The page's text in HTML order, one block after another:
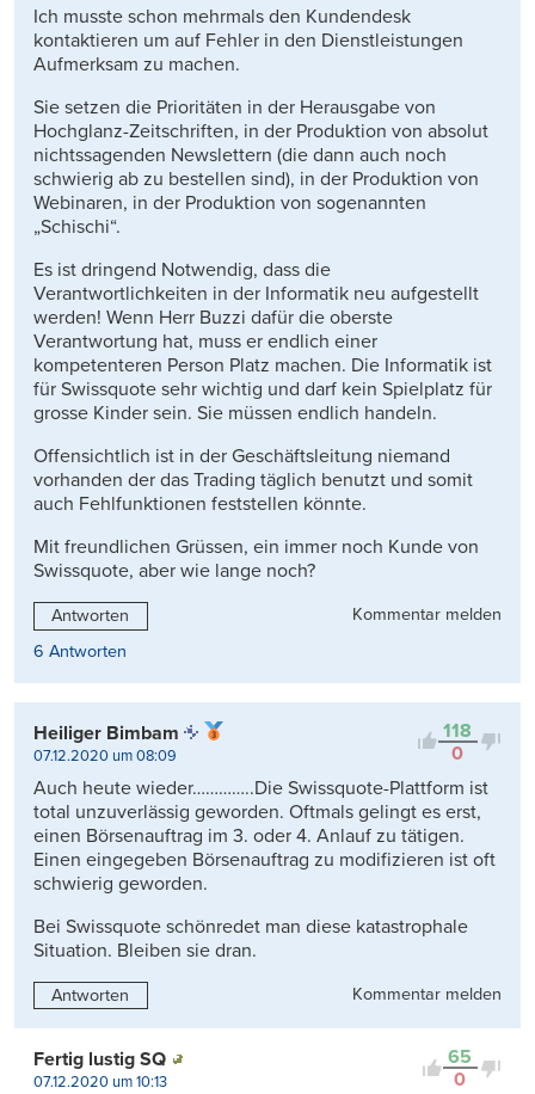
Ich musste schon mehrmals den Kundendesk
kontaktieren um auf Fehler in den Dienstleistungen
Aufmerksam zu machen.
Sie setzen die Prioritäten in der Herausgabe von
Hochglanz-Zeitschriften, in der Produktion von absolut
nichtssagenden Newslettern (die dann auch noch
schwierig ab zu bestellen sind), in der Produktion von
Webinaren, in der Produktion von sogenannten
„Schischi“.
Es ist dringend Notwendig, dass die
Verantwortlichkeiten in der Informatik neu aufgestellt
werden! Wenn Herr Buzzi dafür die oberste
Verantwortung hat, muss er endlich einer
kompetenteren Person Platz machen. Die Informatik ist
für Swissquote sehr wichtig und darf kein Spielplatz für
grosse Kinder sein. Sie müssen endlich handeln.
Offensichtlich ist in der Geschäftsleitung niemand
vorhanden der das Trading täglich benutzt und somit
auch Fehlfunktionen feststellen könnte.
Mit freundlichen Grüssen, ein immer noch Kunde von
Swissquote, aber wie lange noch?
Antworten
Kommentar melden
6 Antworten
118
0
Heiliger Bimbam
07.12.2020 um 08:09
Auch heute wieder…………..Die Swissquote-Plattform ist
total unzuverlässig geworden. Oftmals gelingt es erst,
einen Börsenauftrag im 3. oder 4. Anlauf zu tätigen.
Einen eingegeben Börsenauftrag zu modifizieren ist oft
schwierig geworden.
Bei Swissquote schönredet man diese katastrophale
Situation. Bleiben sie dran.
Antworten Kommentar melden
65
0
Fertig lustig SQ
07.12.2020 um 10:13